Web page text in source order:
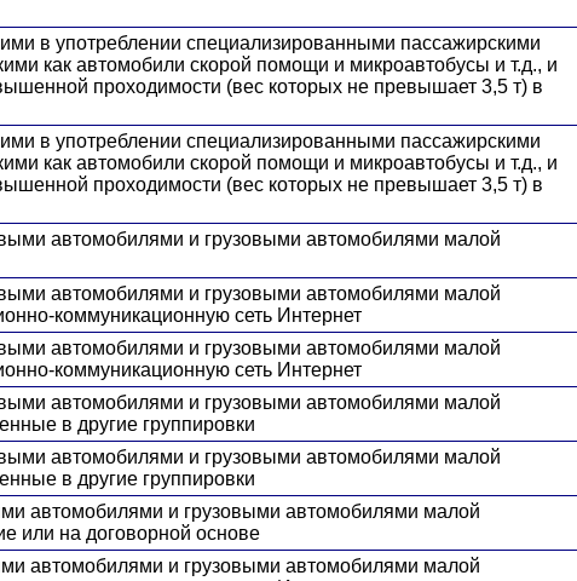
в употреблении специализированными пассажирскими
как автомобили скорой помощи и микроавтобусы и т.д., и
проходимости (вес которых не превышает 3,5 т) в
в употреблении специализированными пассажирскими
как автомобили скорой помощи и микроавтобусы и т.д., и
проходимости (вес которых не превышает 3,5 т) в
автомобилями и грузовыми автомобилями малой
автомобилями и грузовыми автомобилями малой
коммуникационную сеть Интернет
автомобилями и грузовыми автомобилями малой
коммуникационную сеть Интернет
автомобилями и грузовыми автомобилями малой
в другие группировки
автомобилями и грузовыми автомобилями малой
в другие группировки
автомобилями и грузовыми автомобилями малой
или на договорной основе
автомобилями и грузовыми автомобилями малой